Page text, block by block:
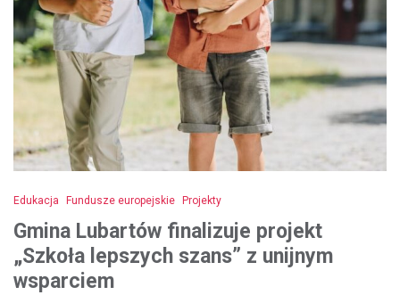
Edukacja Fundusze europejskie Projekty
Gmina Lubartów finalizuje projekt
„Szkoła lepszych szans” z unijnym
wsparciem